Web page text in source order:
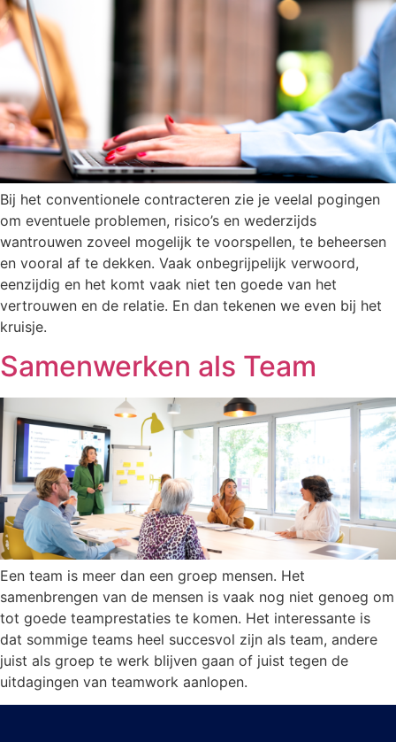
Bij het conventionele contracteren zie je veelal pogingen
om eventuele problemen, risico’s en wederzijds
wantrouwen zoveel mogelijk te voorspellen, te beheersen
en vooral af te dekken. Vaak onbegrijpelijk verwoord,
eenzijdig en het komt vaak niet ten goede van het
vertrouwen en de relatie. En dan tekenen we even bij het
kruisje.
Samenwerken als Team
Een team is meer dan een groep mensen. Het
samenbrengen van de mensen is vaak nog niet genoeg om
tot goede teamprestaties te komen. Het interessante is
dat sommige teams heel succesvol zijn als team, andere
juist als groep te werk blijven gaan of juist tegen de
uitdagingen van teamwork aanlopen.